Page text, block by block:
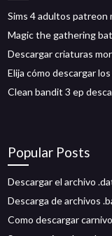
Sims 4 adultos
Magic the gathering
Descargar criaturas
Elija cómo descargar
Clean bandit 3 ep
Popular Posts
Descargar el archivo
Descarga de archivos
Como descargar